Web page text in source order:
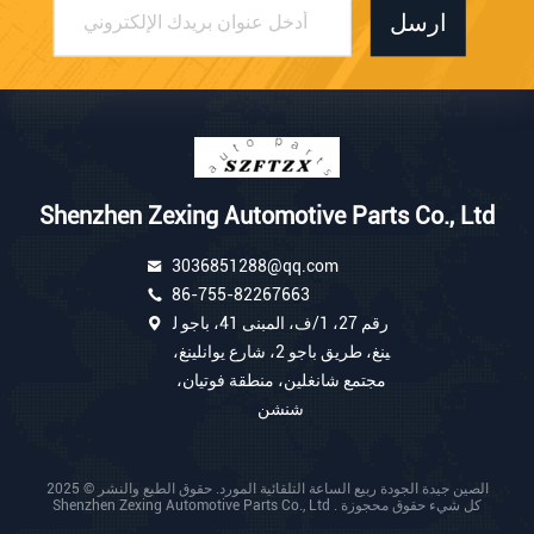
ارسل
Shenzhen Zexing Automotive Parts Co., Ltd
3036851288@qq.com
86-755-82267663
رقم 27، 1/ف، المبنى 41، باجو ل
ينغ، طريق باجو 2، شارع يوانلينغ،
مجتمع شانغلين، منطقة فوتيان،
شنشن
الصين جيدة الجودة ربيع الساعة التلقائية المورد. حقوق الطبع والنشر © 2025
Shenzhen Zexing Automotive Parts Co., Ltd . كل شيء حقوق محجوزة